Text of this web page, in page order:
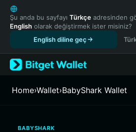
English
日本語
Tiếng Việt
Español (Latinoamérica)
Türkçe
Français
繁體中文
Şu anda bu sayfayı Türkçe adresinden
English olarak değiştirmek ister misiniz?
English diline geç
Home›Wallet›BabyShark Wallet
BABYSHARK